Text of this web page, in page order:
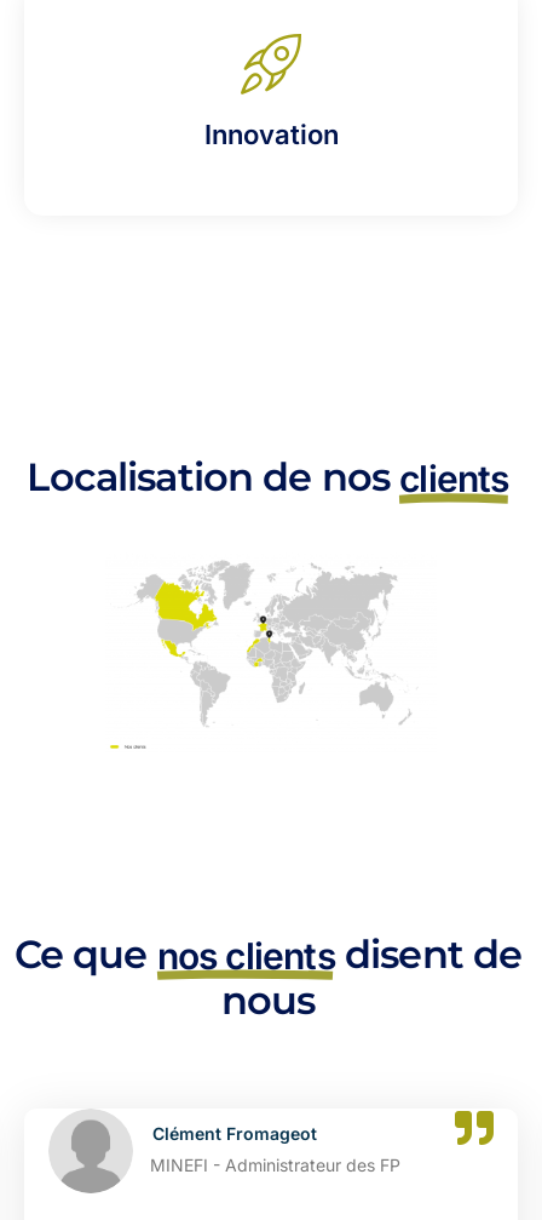
Innovation
Localisation de nos clients
Ce que nos clientsdisent de
nous
des FP
Catherine Dupont
DGFIP -